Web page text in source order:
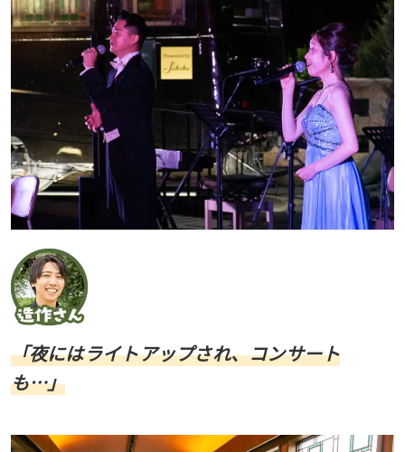
「夜にはライトアップされ、コンサート
も…」